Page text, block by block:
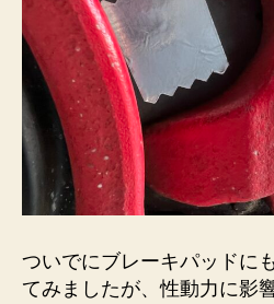
ついでにブレーキパッドに
てみましたが、性動力に影